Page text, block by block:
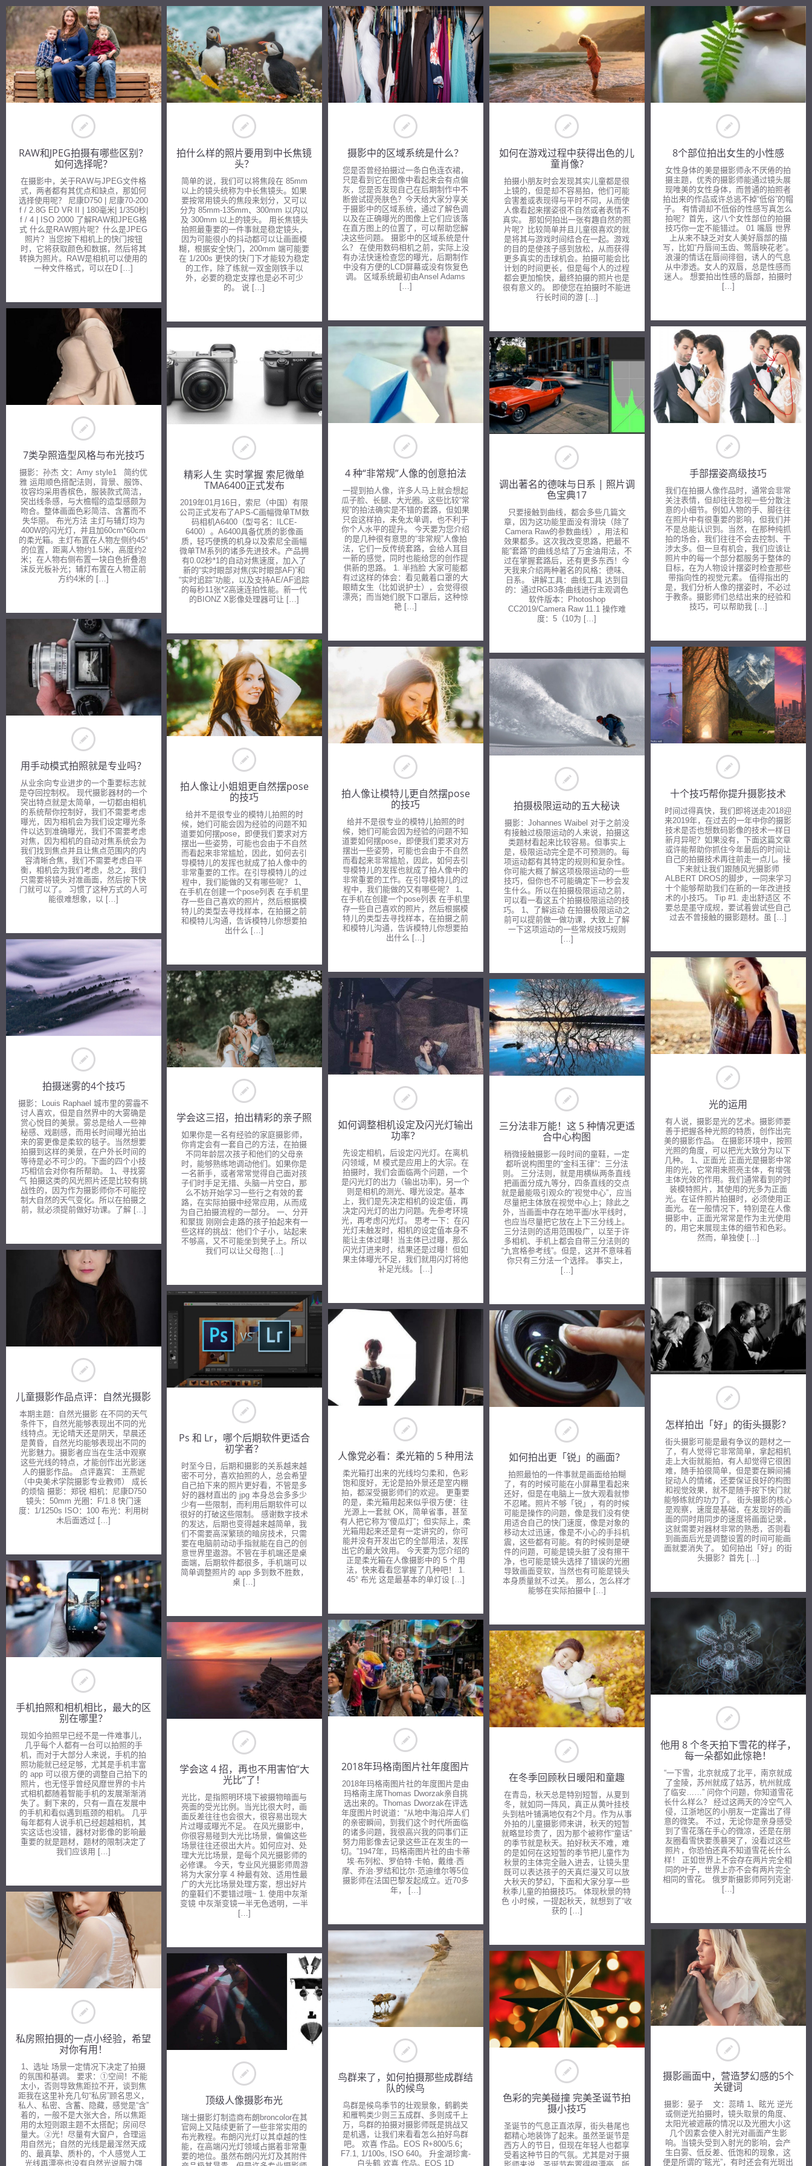
RAW和JPEG拍摄有哪些区别？
如何选择呢？
在摄影中，关于RAW与JPEG文件格
式，两者都有其优点和缺点，那如何
选择使用呢？ 尼康D750 | 尼康70-200
f / 2.8G ED VR II | 180毫米| 1/350秒|
f / 4 | ISO 2000 了解RAW和JPEG格
式 什么是RAW照片呢？什么是JPEG
照片？当您按下相机上的快门按钮
时，它将获取颜色和数据，然后将其
转换为照片。RAW是相机可以使用的
一种文件格式，可以在D […]
拍什么样的照片要用到中长焦镜
头？
简单的说，我们可以将焦段在 85mm
以上的镜头统称为中长焦镜头。如果
要按常用镜头的焦段来划分，又可以
分为 85mm-135mm、300mm 以内以
及 300mm 以上的镜头。 用长焦镜头
拍照最重要的一件事就是稳定镜头，
因为可能很小的抖动都可以让画面模
糊，根据安全快门，200mm 端可能要
在 1/200s 更快的快门下才能较为稳定
的工作，除了练就一双金刚铁手以
外，必要的稳定支撑也是必不可少
的。 说 […]
摄影中的区域系统是什么？
您是否曾经拍摄过一条白色连衣裙，
只是看到它在图像中看起来会有点偏
灰，您是否发现自己在后期制作中不
断尝试提亮肤色？今天给大家分享关
于摄影中的区域系统，通过了解色调
以及在正确曝光的图像上它们应该落
在直方图上的位置了，可以帮助您解
决这些问题。 摄影中的区域系统是什
么？ 在使用数码相机之前，实际上没
有办法快速检查您的曝光，后期制作
中没有方便的LCD屏幕或没有恢复色
调。 区域系统最初由Ansel Adams
[…]
如何在游戏过程中获得出色的儿
童肖像?
拍摄小朋友时会发现其实儿童都是很
上镜的，但是却不容易拍，他们可能
会害羞或表现得与平时不同，从而使
人像看起来摆姿很不自然或者表情不
真实。 那如何拍出一张有趣自然的照
片呢？比较简单并且儿童很喜欢的就
是将其与游戏时间结合在一起。游戏
的目的是使孩子感到放松，从而获得
更多真实的击球机会。拍摄可能会比
计划的时间更长，但是每个人的过程
都会更加愉快，最终拍摄的照片也是
很有意义的。 即使您在拍摄时不能进
行长时间的游 […]
8个部位拍出女生的小性感
女性身体的美是摄影师永不厌倦的拍
摄主题，优秀的摄影师能通过镜头展
现唯美的女性身体，而普通的拍照者
拍出来的作品或许总逃不掉“低俗”的帽
子。 有情调却不低俗的性感写真怎么
拍呢？首先，这八个女性部位的拍摄
技巧你一定不能错过。 01 嘴唇 世界
上从来不缺乏对女人美好唇部的描
写，比如“丹唇间玉齿、莺唇映花老”。
浪漫的情话在唇间徘徊，诱人的气息
从中渗透。女人的双唇，总是性感而
迷人。 想要拍出性感的唇部，拍摄时
[…]
7类孕照造型风格与布光技巧
摄影：孙杰 文：Amy style1 简约优
雅 运用顺色搭配法则，背景、服饰、
妆容均采用香槟色，服装款式简洁，
突出线条感，与大檐帽的造型感颇为
吻合。整体画面色彩简洁、含蓄而不
失华丽。 布光方法 主灯与辅灯均为
400W的闪光灯，并且加60cm*60cm
的柔光箱。主灯布置在人物左侧约45°
的位置，距离人物约1.5米，高度约2
米；在人物右侧布置一块白色折叠泡
沫反光板补光；辅灯布置在人物正前
方约4米的 […]
4 种“非常规”人像的创意拍法
一提到拍人像，许多人马上就会想起
瓜子脸、长腿、大光圈。这些比较“常
规”的拍法确实是不错的套路，但如果
只会这样拍，未免太单调，也不利于
你个人水平的提升。 今天要为您介绍
的是几种很有意思的“非常规”人像拍
法，它们一反传统套路，会给人耳目
一新的感觉，同时也能给您的创作提
供新的思路。 1. 半挡脸 大家可能都
有过这样的体会：看见戴着口罩的大
眼睛女生（比如说护士），会觉得很
漂亮；而当她们脱下口罩后，这种惊
艳 […]
手部摆姿高级技巧
我们在拍摄人像作品时，通常会非常
关注表情，但却往往忽视一些分散注
意的小细节。例如人物的手、脚往往
在照片中有很重要的影响，但我们并
不是总能认识到。当然，在那种纯抓
拍的场合，我们往往不会去控制、干
涉太多。但一旦有机会，我们应该让
照片中的每一个部分都服务于整体的
目标，在为人物设计摆姿时检查那些
带指向性的视觉元素。 值得指出的
是，我们分析人像的摆姿时，不必过
于教条。摄影师们总结出来的经验和
技巧，可以帮助我 […]
精彩人生 实时掌握 索尼微单
TMA6400正式发布
2019年01月16日，索尼（中国）有限
公司正式发布了APS-C画幅微单TM数
码相机A6400（型号名：ILCE-
6400）。A6400具备优质的影像画
质，轻巧便携的机身以及索尼全画幅
微单TM系列的诸多先进技术。产品拥
有0.02秒*1的自动对焦速度，加入了
新的“实时眼部对焦(实时眼部AF)”和
“实时追踪”功能，以及支持AE/AF追踪
的每秒11张*2高速连拍性能。新一代
的BIONZ X影像处理器可让 […]
调出著名的德味与日系 | 照片调
色宝典17
只要接触到曲线，都会多些几篇文
章，因为这功能里面没有滑块（除了
Camera Raw的参数曲线），用法和
效果都多。这次我改变思路，把最不
能“套路”的曲线总结了万金油用法，不
过在掌握套路后，还有更多东西！今
天我来介绍两种著名的风格：德味、
日系。 讲解工具：曲线工具 达到目
的：通过RGB3条曲线进行主观调色
软件版本：Photoshop
CC2019/Camera Raw 11.1 操作难
度：5（10为 […]
用手动模式拍照就是专业吗？
从业余向专业进步的一个重要标志就
是夺回控制权。 现代摄影器材的一个
突出特点就是太简单，一切都由相机
的系统帮你控制好，我们不需要考虑
曝光，因为相机会为我们设定曝光条
件以达到准确曝光，我们不需要考虑
对焦，因为相机的自动对焦系统会为
我们找到焦点并且让焦点范围内的内
容清晰合焦，我们不需要考虑白平
衡，相机会为我们考虑，总之，我们
只需要将镜头对准画面，然后按下快
门就可以了。 习惯了这种方式的人可
能很难想象，以 […]
拍人像让小姐姐更自然摆pose
的技巧
给并不是很专业的模特儿拍照的时
候，她们可能会因为经验的问题不知
道要如何摆pose，即便我们要求对方
摆出一些姿势，可能也会由于不自然
而看起来非常尴尬，因此，如何去引
导模特儿的发挥也就成了拍人像中的
非常重要的工作。在引导模特儿的过
程中，我们能做的又有哪些呢？ 1、
在手机在创建一个pose列表 在手机里
存一些自己喜欢的照片，然后根据模
特儿的类型去寻找样本，在拍摄之前
和模特儿沟通，告诉模特儿你想要拍
出什么 […]
拍人像让模特儿更自然摆pose
的技巧
给并不是很专业的模特儿拍照的时
候，她们可能会因为经验的问题不知
道要如何摆pose，即便我们要求对方
摆出一些姿势，可能也会由于不自然
而看起来非常尴尬，因此，如何去引
导模特儿的发挥也就成了拍人像中的
非常重要的工作。在引导模特儿的过
程中，我们能做的又有哪些呢？ 1、
在手机在创建一个pose列表 在手机里
存一些自己喜欢的照片，然后根据模
特儿的类型去寻找样本，在拍摄之前
和模特儿沟通，告诉模特儿你想要拍
出什么 […]
十个技巧帮你提升摄影技术
时间过得真快，我们即将送走2018迎
来2019年，在过去的一年中你的摄影
技术是否也想数码影像的技术一样日
新月异呢？如果没有，下面这篇文章
或许能帮助你抓住今年最后的时间让
自己的拍摄技术再往前走一点儿。接
下来就让我们跟随风光摄影师
ALBERT DROS的脚步，一同来学习
十个能够帮助我们在新的一年改进技
术的小技巧。 Tip #1. 走出舒适区 不
要总是墨守成规，要试着尝试些自己
过去不曾接触的摄影题材。虽 […]
拍摄极限运动的五大秘诀
摄影：Johannes Waibel 对于之前没
有接触过极限运动的人来说，拍摄这
类题材看起来比较容易。但事实上
是，极限运动完全是不可预测的。每
项运动都有其特定的规则和复杂性。
你可能大概了解这项极限运动的一些
技巧，但你也不可能确定下一秒会发
生什么。所以在拍摄极限运动之前，
可以看一看这五个拍摄极限运动的技
巧。 1、了解运动 在拍摄极限运动之
前可以提前做一做功课，大致上了解
一下这项运动的一些常规技巧规则
[…]
拍摄迷雾的4个技巧
摄影：Louis Raphael 城市里的雾霾不
讨人喜欢，但是自然界中的大雾确是
赏心悦目的美景。雾总是给人一些神
秘感、戏剧感，而用长时间曝光拍出
来的雾更像是柔软的毯子。当然想要
拍摄到这样的美景，在户外长时间的
等待是必不可少的。下面的四个小技
巧相信会对你有所帮助。 1、寻找雾
气 拍摄这类的风光照片还是比较有挑
战性的，因为作为摄影师你不可能控
制大自然的天气变化。所以在拍摄之
前，就必须提前做好功课。了解 […]
光的运用
有人说，摄影是光的艺术。摄影师要
善于把握各种光照的特质，创作出完
美的摄影作品。 在摄影环境中，按照
光照的角度，可以把光大致分为以下
几种。 1、正面光 正面光是摄影中常
用的光，它常用来照亮主体，有增强
主体光效的作用。我们通常看到的时
装模特照片，其使用的光多为正面
光。在证件照片拍摄时，必须使用正
面光。在一般情况下，特别是在人像
摄影中，正面光常常是作为主光使用
的，用它来展现主体的细节和色彩。
然而，单独使 […]
学会这三招，拍出精彩的亲子照
如果你是一名有经验的家庭摄影师，
你肯定会有一套自己的方法，在拍摄
不同年龄层次孩子和他们的父母亲
时，能够熟练地调动他们。如果你是
一名新手，或者常常觉得自己面对孩
子们时手足无措、头脑一片空白，那
么不妨开始学习一些行之有效的套
路，在实际拍摄中经常应用，从而成
为自己拍摄流程的一部分。 一、分开
和聚拢 刚刚会走路的孩子拍起来有一
些这样的挑战：他们个子小，站起来
不够高，又不可能坐到凳子上。所以
我们可以让父母抱 […]
如何调整相机设定及闪光灯输出
功率？
先设定相机，后设定闪光灯。在离机
闪领域，M 模式是应用上的大宗。在
拍摄时，我们会面临两个问题，一个
是闪光灯的出力（输出功率)，另一个
则是相机的测光、曝光设定。基本
上，我们是先决定相机的设定值，再
决定闪光灯的出力问题。先参考环境
光，再考虑闪光灯。 思考一下：在闪
光灯未触发时，相机的设定值本身不
能让主体过曝！当主体已过曝，那么
闪光灯进来时，结果还是过曝！但如
果主体曝光不足，我们就用闪灯将他
补足光线。 […]
三分法非万能！这 5 种情况更适
合中心构图
稍微接触摄影一段时间的童鞋，一定
都听说构图里的“金科玉律”：三分法
则。 三分法则，就是用横纵两条直线
把画面分成九等分，四条直线的交点
就是最能吸引观众的“视觉中心”，应当
尽量把主体放在视觉中心上；除此之
外，当画面中存在地平面/水平线时，
也应当尽量把它放在上下三分线上。
三分法则的适用范围极广，以至于许
多相机、手机上都会自带三分法则的
“九宫格参考线”。但是，这并不意味着
你只有三分法一个选择。 事实上，
[…]
儿童摄影作品点评：自然光摄影
本期主题：自然光摄影 在不同的天气
条件下，自然光能够表现出不同的光
线特点。无论晴天还是阴天，早晨还
是黄昏，自然光均能够表现出不同的
光影魅力。摄影者应当在生活中观察
这些光线的特点，才能创作出光影迷
人的摄影作品。 点评嘉宾： 王燕妮
（中央美术学院摄影专业教师） 成长
的烦恼 摄影：郑锐 相机：尼康D750
镜头：50mm 光圈：F/1.8 快门速
度：1/1250s ISO：100 布光：利用树
木后面透过 […]
怎样拍出「好」的街头摄影？
街头摄影可能是最有争议的题材之一
了，有人觉得它非常简单，拿起相机
走上大街就能拍，有人却觉得它很困
难，随手拍很简单，但是要在瞬间捕
捉动人的情绪，还要保证良好的构图
和视觉效果，就不是随手按下快门就
能够练就的功力了。 街头摄影的核心
是观察，速度是基础，在发现好的画
面的同时用同步的速度将画面记录，
这就需要对器材非常的熟悉，否则看
到画面后光是调整设置的时间可能画
面就要消失了。 如何拍出「好」的街
头摄影？首先 […]
Ps 和 Lr，哪个后期软件更适合
初学者？
时至今日，后期和摄影的关系越来越
密不可分，喜欢拍照的人，总会希望
自己拍下来的照片更好看，不管是多
好的器材直出的 jpg 本身总会多多少
少有一些限制，而利用后期软件可以
很好的打破这些限制。 感谢数字技术
的发达，后期也变得越来越简单，我
们不需要高深繁琐的暗房技术，只需
要在电脑前动动手指就能在自己的创
意世界里遨游。不管在手机端还是桌
面端，后期软件都很多，手机端可以
简单调整照片的 app 多到数不胜数，
桌 […]
人像党必看：柔光箱的 5 种用法
柔光箱打出来的光线均匀柔和，色彩
饱和度好，无论是拍外景还是室内棚
拍，都深受摄影师们的欢迎。 更重要
的是，柔光箱用起来似乎很方便：往
光源上一套就 OK，简单省事，甚至
有人把它称为“傻瓜灯”；但实际上，柔
光箱用起来还是有一定讲究的，你可
能并没有开发出它的全部用法，发挥
出它的最大效用。 今天要为您介绍的
正是柔光箱在人像摄影中的 5 个用
法，快来看看您掌握了几种吧！ 1.
45° 布光 这是最基本的单灯设 […]
如何拍出更「锐」的画面？
拍照最怕的一件事就是画面给拍糊
了，有的时候可能在小屏幕里看起来
还好，但是在电脑上一放大观看就惨
不忍睹。照片不够「锐」，有的时候
可能是操作的问题，像是我们没有使
用适合自己的快门速度，像是对象的
移动太过迅速，像是不小心的手抖机
震，这些都有可能。有的时候则是硬
件的问题，可能是镜头脏了没有擦干
净，也可能是镜头选择了错误的光圈
导致画面变软，当然也有可能是镜头
本身质量就不过关。 那么，怎么样才
能够在实际拍摄中 […]
手机拍照和相机相比，最大的区
别在哪里？
现如今拍照早已经不是一件难事儿，
几乎每个人都有一台可以拍照的手
机，而对于大部分人来说，手机的拍
照功能就已经足够，尤其是手机丰富
的 app 可以很方便的调整自己拍下的
照片，也无怪乎曾经风靡世界的卡片
式相机都随着智能手机的发展渐渐消
失了。剩下来的，只有一直在发展中
的手机和看似遇到瓶颈的相机。 几乎
每年都有人说手机已经超越相机，其
实这话也没错，器材对影像的影响最
重要的就是题材，题材的限制决定了
我们应该用 […]
他用 8 个冬天拍下雪花的样子，
每一朵都如此惊艳！
“一下雪，北京就成了北平，南京就成
了金陵，苏州就成了姑苏，杭州就成
了临安……” 问你个问题，你知道雪花
长什么样么？ 经过这两天的冷空气入
侵，江浙地区的小朋友一定露出了得
意的微笑。 不过，无论你是亲身感受
到了雪花落在手心的微凉，还是在朋
友圈看雪快要羡慕哭了，没看过这些
照片，你恐怕还真不知道雪花长什么
样！ 正如世界上不会存在两片完全相
同的叶子，世界上亦不会有两片完全
相同的雪花。 俄罗斯摄影师阿列克谢·
[…]
2018年玛格南图片社年度图片
2018年玛格南图片社的年度图片是由
玛格南主席Thomas Dworzak亲自挑
选出来的。Thomas Dworzak在评选
年度图片时说道：“从地中海沿岸人们
的亲密瞬间，到我们这个时代所面临
的诸多问题，我很高兴我的同事们正
努力用影像去记录这些正在发生的一
切。”1947年，玛格南图片社的由卡蒂
埃·布列松、罗伯特·卡帕，戴维·西
摩、乔治·罗结和比尔·范迪维尔等5位
摄影师在法国巴黎发起成立。近70多
年， […]
学会这 4 招，再也不用害怕“大
光比”了！
光比，是指照明环境下被摄物暗面与
亮面的受光比例。当光比很大时，画
面反差往往也会很大，很容易出现大
片过曝或曝光不足。 在风光摄影中，
你很容易碰到大光比场景，偏偏这些
场景往往还很出大片。如何应对、处
理大光比场景，是每个风光摄影师的
必修课。 今天，专业风光摄影师周游
将为大家分享 4 种最有效、适用性最
广的大光比场景处理方案，想出好片
的童鞋们不要错过哦~ 1. 使用中灰渐
变镜 中灰渐变镜一半无色透明，一半
[…]
在冬季回顾秋日暖阳和童趣
在青岛，秋天总是特别短暂，从夏到
冬，就如同一阵风，真正从黄叶挂枝
头到枯叶铺满地仅有2个月。作为从事
外拍的儿童摄影师来讲，秋天的短暂
就略显珍贵了，因为那个被称作“童话”
的季节就是秋天。拍好秋天不难，难
的是如何在这短暂的季节把儿童作为
秋景的主体完全融入进去，让镜头里
既可以表达孩子的天真烂漫又可以放
大秋天的梦幻，下面和大家分享一些
秋季儿童的拍摄技巧。 体现秋景的特
色 小时候，一提起秋天，就想到了“收
获的 […]
私房照拍摄的一点小经验，希望
对你有用！
1、选址 场景一定情况下决定了拍摄
的氛围和基调。 要求：①空间！不能
太小，否则导致焦距拉不开，谈到焦
距我在这里补充几句“私房”顾名思义，
私人、私密、含蓄、隐藏，感觉是“含”
着的，一般不是大张大合，所以焦距
用的太短则跟主题不太搭配；房间尽
量大。②光！尽量有大窗户，合理运
用自然光；自然的光线是最浑然天成
的、最真挚、质朴的，个人感觉人工
光线再漂亮也没有自然光说服力强
摄影画面中，营造梦幻感的5个
关键词
摄影：晏子 文：蕊晴 1、眩光 逆光
或侧逆光拍摄时，镜头取景的角度、
太阳光被遮蔽的情况以及光圈大小这
几个因素会使入射光对画面产生影
响。当镜头受到入射光的影响，会产
生白雾、低反差、低饱和的现象，这
便是所谓的“眩光”，有时还会有光斑出
鸟群来了，如何拍摄那些成群结
队的候鸟
鸟群是候鸟季节的壮观景象，鹤鹳类
和雁鸭类少则三五成群、多则成千上
万，鸟群的拍摄对摄影师既是挑战又
是机遇，让我们来看看怎么拍好鸟群
吧。 欢喜 作品。EOS R+800/5.6；
F7.1, 1/100s, ISO 640。 升金湖珍禽-
白头鹤 欢喜 作品。EOS 1D
色彩的完美碰撞 完美圣诞节拍
摄小技巧
圣诞节的气息正直浓厚，街头巷尾也
都精心地装饰了起来。虽然圣诞节是
西方人的节日，但现在年轻人也都享
受着这种节日的气氛。尤其是对于摄
顶级人像摄影布光
瑞士摄影灯制造商布朗broncolor在其
官网上又陆续更新了一些非常实用的
布光教程。布朗闪光灯以其卓越的性
能，在高端闪光灯领域占据着非常重
要的地位。虽然布朗闪光灯及其附件